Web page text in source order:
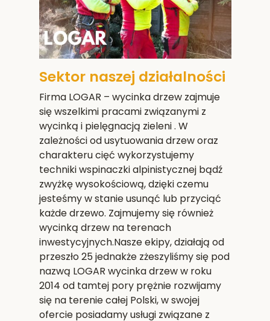
Sektor naszej działalności
Firma LOGAR – wycinka drzew zajmuje
się wszelkimi pracami związanymi z
wycinką i pielęgnacją zieleni . W
zależności od usytuowania drzew oraz
charakteru cięć wykorzystujemy
techniki wspinaczki alpinistycznej bądź
zwyżkę wysokościową, dzięki czemu
jesteśmy w stanie usunąć lub przyciąć
każde drzewo. Zajmujemy się również
wycinką drzew na terenach
inwestycyjnych.Nasze ekipy, działają od
przeszło 25 jednakże zżeszyliśmy się pod
nazwą LOGAR wycinka drzew w roku
2014 od tamtej pory prężnie rozwijamy
się na terenie całej Polski, w swojej
ofercie posiadamy usługi związane z